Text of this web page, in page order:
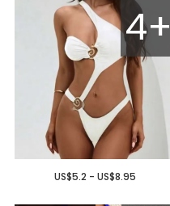
4+
US$5.2 - US$8.95